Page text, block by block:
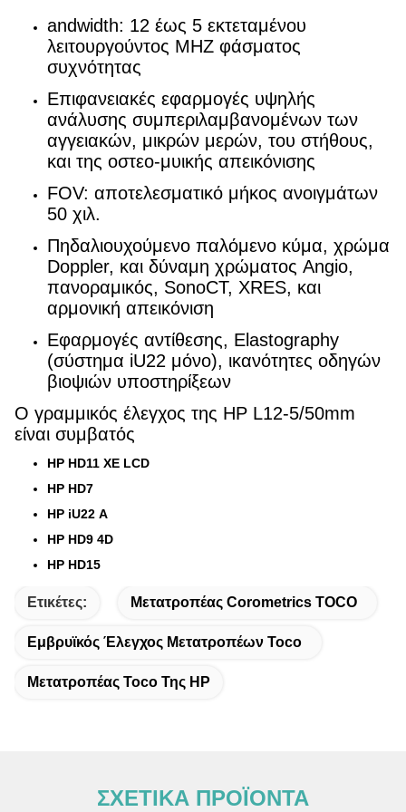
andwidth: 12 έως 5 εκτεταμένου
λειτουργούντος MHZ φάσματος
συχνότητας
Επιφανειακές εφαρμογές υψηλής
ανάλυσης συμπεριλαμβανομένων των
αγγειακών, μικρών μερών, του στήθους,
και της οστεο-μυικής απεικόνισης
FOV: αποτελεσματικό μήκος ανοιγμάτων
50 χιλ.
Πηδαλιουχούμενο παλόμενο κύμα, χρώμα
Doppler, και δύναμη χρώματος Angio,
πανοραμικός, SonoCT, XRES, και
αρμονική απεικόνιση
Εφαρμογές αντίθεσης, Elastography
(σύστημα iU22 μόνο), ικανότητες οδηγών
βιοψιών υποστηρίξεων
Ο γραμμικός έλεγχος της HP L12-5/50mm
είναι συμβατός
HP HD11 XE LCD
HP HD7
HP iU22 Α
HP HD9 4D
HP HD15
Ετικέτες: Μετατροπέας Corometrics TOCO
Εμβρυϊκός Έλεγχος Μετατροπέων Toco
Μετατροπέας Toco Της HP
ΣΧΕΤΙΚΑ ΠΡΟΪΟΝΤΑ